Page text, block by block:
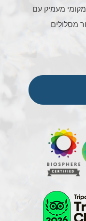
מקומי מעמיק עם
מסלולים